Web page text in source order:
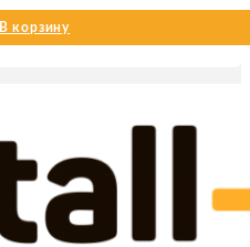
В корзину